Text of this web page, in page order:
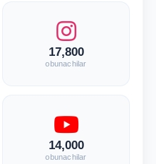
17,800
obunachilar
14,000
obunachilar